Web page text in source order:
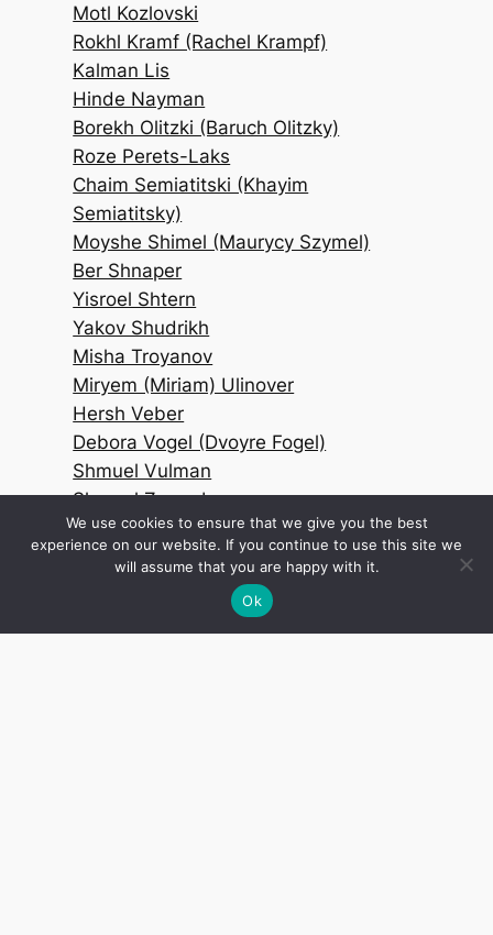
Motl Kozlovski
Rokhl Kramf (Rachel Krampf)
Kalman Lis
Hinde Nayman
Borekh Olitzki (Baruch Olitzky)
Roze Perets-Laks
Chaim Semiatitski (Khayim
Semiatitsky)
Moyshe Shimel (Maurycy Szymel)
Ber Shnaper
Yisroel Shtern
Yakov Shudrikh
Misha Troyanov
Miryem (Miriam) Ulinover
Hersh Veber
Debora Vogel (Dvoyre Fogel)
Shmuel Vulman
Shmuel Zaromb
Sholem Zhirman
Note: we will be adding new poets on
We use cookies to ensure that we give you the best
experience on our website. If you continue to use this site we
will assume that you are happy with it.
Ok